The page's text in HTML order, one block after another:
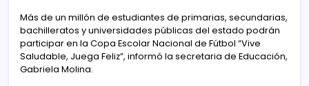
Más de un millón de estudiantes de primarias, secundarias,
bachilleratos y universidades públicas del estado podrán
participar en la Copa Escolar Nacional de Fútbol “Vive
Saludable, Juega Feliz”, informó la secretaria de Educación,
Gabriela Molina.